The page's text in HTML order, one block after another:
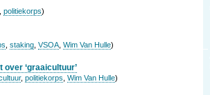
politiekorps)
staking VSOA Wim Van Hulle)
‘graaicultuur’
, politiekorps Wim Van Hulle)